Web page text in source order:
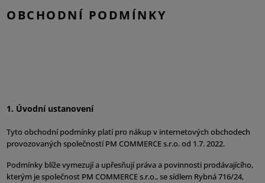
OBCHODNÍ PODMÍNKY
1. Úvodní ustanovení
Tyto obchodní podmínky platí pro nákup v internetových obchodech
provozovaných společností PM COMMERCE s.r.o. od 1.7. 2022.
Podmínky blíže vymezují a upřesňují práva a povinnosti prodávajícího,
kterým je společnost PM COMMERCE s.r.o., se sídlem Rybná 716/24,